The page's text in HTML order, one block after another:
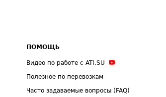
ПОМОЩЬ
Видео по работе с ATI.SU
Полезное по перевозкам
Часто задаваемые вопросы (FAQ)